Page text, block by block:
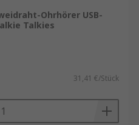
Ohrhörer USB-
Talkies
31,41 €/Stück